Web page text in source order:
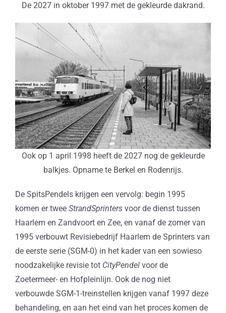
De 2027 in oktober 1997 met de gekleurde dakrand.
Ook op 1 april 1998 heeft de 2027 nog de gekleurde
balkjes. Opname te Berkel en Rodenrijs.
De SpitsPendels krijgen een vervolg: begin 1995
komen er twee StrandSprintersvoor de dienst tussen
Haarlem en Zandvoort en Zee, en vanaf de zomer van
1995 verbouwt Revisiebedrijf Haarlem de Sprinters van
de eerste serie (SGM-0) in het kader van een sowieso
noodzakelijke revisie tot CityPendelvoor de
Zoetermeer- en Hofpleinlijn. Ook de nog niet
verbouwde SGM-1-treinstellen krijgen vanaf 1997 deze
behandeling, en aan het eind van het proces komen de